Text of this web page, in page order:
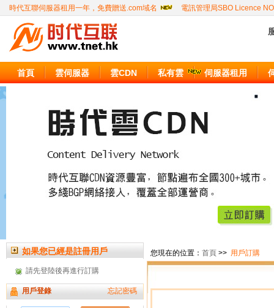
時代互聯伺服器租用一年，免費贈送.com域名 電訊管理局SBO Licence
首頁 雲伺服器 雲CDN 私有雲 伺服器租用
如果您已經是註冊用戶
請先登陸後再進行訂購
用戶登錄 忘記密碼
您現在的位置： 首頁 >> 用戶訂購